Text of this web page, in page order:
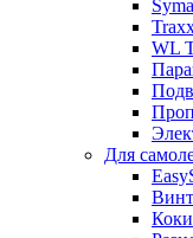
Syma
WL
Для
Коки